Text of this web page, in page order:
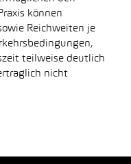
können
Reichweiten je
teilweise deutlich
nicht